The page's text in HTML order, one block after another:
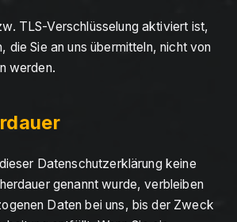
TLS-Verschlüsselung aktiviert ist,
die Sie an uns übermitteln, nicht von
werden.
Datenschutzerklärung keine
genannt wurde, verbleiben
Daten bei uns, bis der Zweck